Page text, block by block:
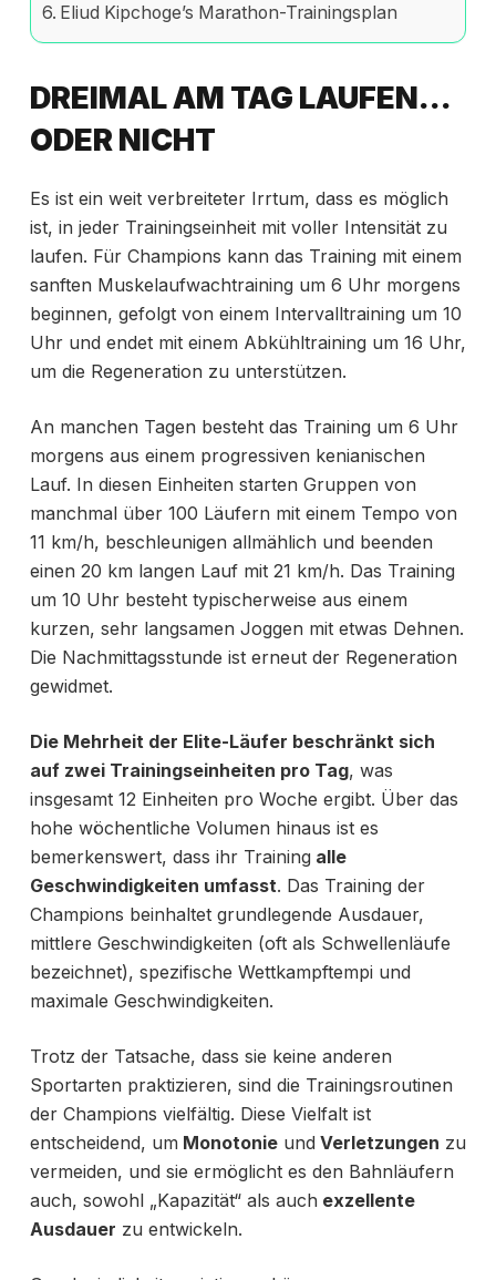
Eliud Kipchoge’s Marathon-Trainingsplan
DREIMAL AM TAG LAUFEN…
ODER NICHT
Es ist ein weit verbreiteter Irrtum, dass es möglich
ist, in jeder Trainingseinheit mit voller Intensität zu
laufen. Für Champions kann das Training mit einem
sanften Muskelaufwachtraining um 6 Uhr morgens
beginnen, gefolgt von einem Intervalltraining um 10
Uhr und endet mit einem Abkühltraining um 16 Uhr,
um die Regeneration zu unterstützen.
An manchen Tagen besteht das Training um 6 Uhr
morgens aus einem progressiven kenianischen
Lauf. In diesen Einheiten starten Gruppen von
manchmal über 100 Läufern mit einem Tempo von
11 km/h, beschleunigen allmählich und beenden
einen 20 km langen Lauf mit 21 km/h. Das Training
um 10 Uhr besteht typischerweise aus einem
kurzen, sehr langsamen Joggen mit etwas Dehnen.
Die Nachmittagsstunde ist erneut der Regeneration
gewidmet.
Die Mehrheit der Elite-Läufer beschränkt sich
auf zwei Trainingseinheiten pro Tag, was
insgesamt 12 Einheiten pro Woche ergibt. Über das
hohe wöchentliche Volumen hinaus ist es
bemerkenswert, dass ihr Training alle
Geschwindigkeiten umfasst. Das Training der
Champions beinhaltet grundlegende Ausdauer,
mittlere Geschwindigkeiten (oft als Schwellenläufe
bezeichnet), spezifische Wettkampftempi und
maximale Geschwindigkeiten.
Trotz der Tatsache, dass sie keine anderen
Sportarten praktizieren, sind die Trainingsroutinen
der Champions vielfältig. Diese Vielfalt ist
entscheidend, um Monotonieund Verletzungen zu
vermeiden, und sie ermöglicht es den Bahnläufern
auch, sowohl „Kapazität“ als auch exzellente
Ausdauer zu entwickeln.